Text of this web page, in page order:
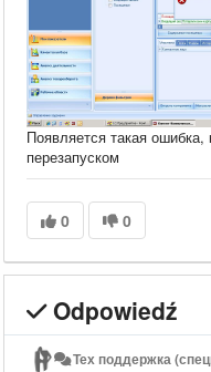
Появляется такая
перезапуском
0 0
Odpowiedź
Тех поддержка